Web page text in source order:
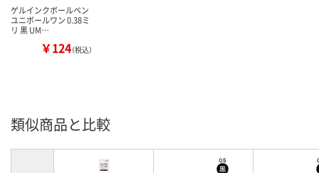
ゲルインクボールペン
ユニボールワン 0.38ミ
リ 黒 UM…
￥124（税込）
類似商品と比較